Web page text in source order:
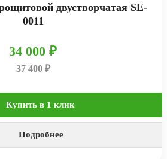
двустворчатая SE-
0011
34 000 ₽
37 400 ₽
Купить в 1 клик
Подробнее